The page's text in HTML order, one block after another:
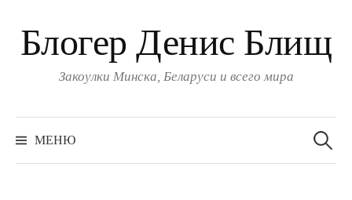
Блогер Денис Блищ
Закоулки Минска, Беларуси и всего мира
МЕНЮ